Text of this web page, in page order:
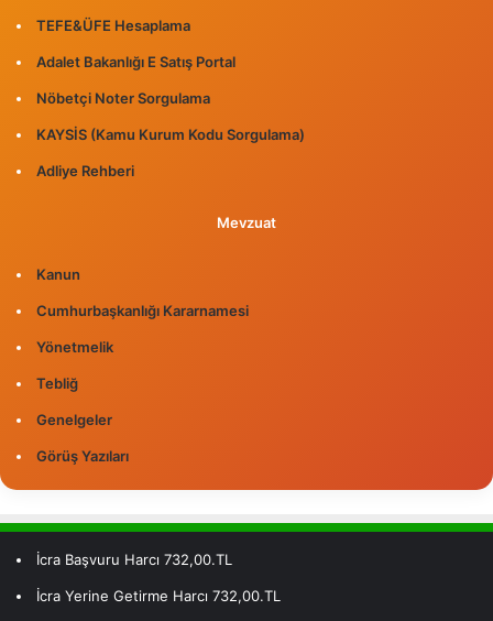
TEFE&ÜFE Hesaplama
Adalet Bakanlığı E Satış Portal
Nöbetçi Noter Sorgulama
KAYSİS (Kamu Kurum Kodu Sorgulama)
Adliye Rehberi
Mevzuat
Kanun
Cumhurbaşkanlığı Kararnamesi
Yönetmelik
Tebliğ
Genelgeler
Görüş Yazıları
İcra Başvuru Harcı 732,00.TL
İcra Yerine Getirme Harcı 732,00.TL